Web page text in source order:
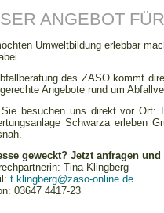
ANGEBOT
Umweltbildung erlebbar
des ZASO kommt
Angebote rund um
besuchen uns direkt vor Ort:
Schwarza erleben
geweckt? Jetzt anfragen
Tina Klingberg
t.klingberg@zaso-online.de
03647 4417-23